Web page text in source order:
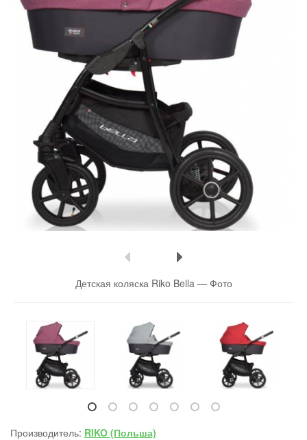
Детская коляска Riko Bella — Фото
Производитель: RIKO (Польша)